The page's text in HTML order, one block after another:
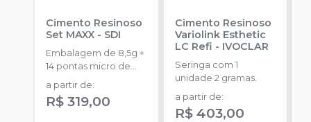
Cimento Resinoso
Set MAXX - SDI
Embalagem de 8,5g +
14 pontas micro de
automistura + 4
pontas
a partir de:
R$ 319,00
Cimento Resinoso
Variolink Esthetic
LC Refi - IVOCLAR
Seringa com 1
unidade 2 gramas.
a partir de:
R$ 403,00